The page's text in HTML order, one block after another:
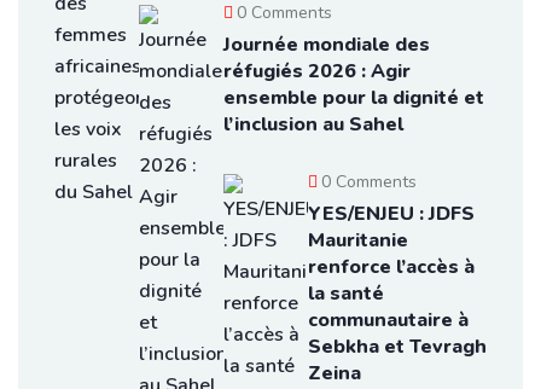
0 Comments
Journée mondiale des
réfugiés 2026 : Agir
ensemble pour la dignité et
l’inclusion au Sahel
0 Comments
YES/ENJEU : JDFS
Mauritanie
renforce l’accès à
la santé
communautaire à
Sebkha et Tevragh
Zeina